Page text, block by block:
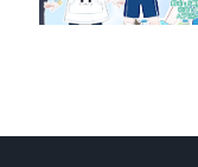
ホーム HOME